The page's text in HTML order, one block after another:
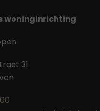
woninginrichting
31